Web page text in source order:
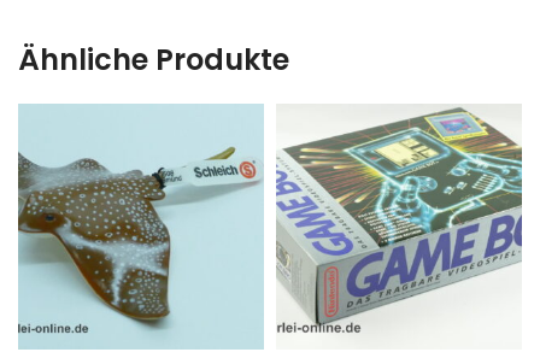
Ähnliche Produkte